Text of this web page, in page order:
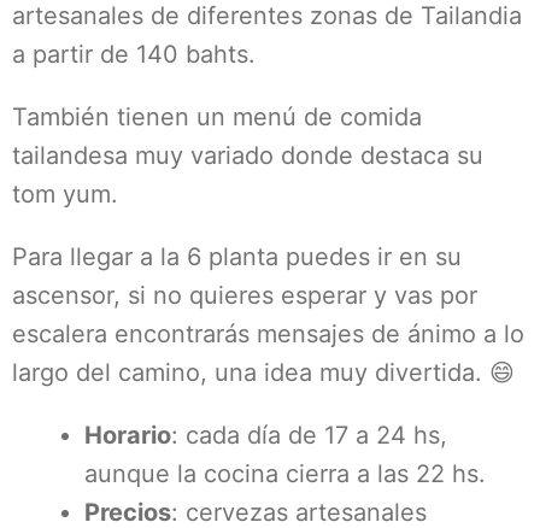
artesanales de diferentes zonas de Tailandia
a partir de 140 bahts.
También tienen un menú de comida
tailandesa muy variado donde destaca su
tom yum.
Para llegar a la 6 planta puedes ir en su
ascensor, si no quieres esperar y vas por
escalera encontrarás mensajes de ánimo a lo
largo del camino, una idea muy divertida. 😄
Horario: cada día de 17 a 24 hs,
aunque la cocina cierra a las 22 hs.
Precios: cervezas artesanales